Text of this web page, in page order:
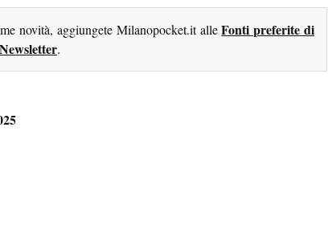
novità, aggiungete Milanopocket.it alleFonti preferite di
Newsletter.